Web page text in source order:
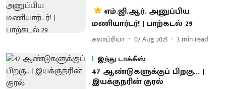
எம்.ஜி.ஆர். அனுப்பிய
மணியார்டர்! | பாற்கடல் 29
கலாப்ரியா 07 Aug 2025 3 min read
இந்து டாக்கீஸ்
47 ஆண்டுகளுக்குப் பிறகு... |
இயக்குநரின் குரல்